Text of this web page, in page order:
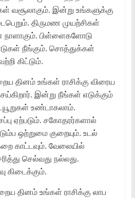
வசூலாகும். இன்று உங்களுக்கு
திருமண முயற்சிகள்
பிள்ளைகளோடு
நீங்கும். சொத்துக்கள்
கிட்டும்.
தினம் உங்கள் ராசிக்கு விரைய
இன்று நீங்கள் எடுக்கும்
உண்டாகலாம்.
ஏற்படும். சகோதரர்களால்
ஒற்றுமை குறையும். உடல்
காட்டவும். வேலையில்
செல்வது நல்லது.
கிடைக்கும்.
தினம் உங்கள் ராசிக்கு லாப